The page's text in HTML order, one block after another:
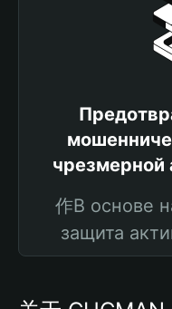
чрезмерной
作В основе
защита